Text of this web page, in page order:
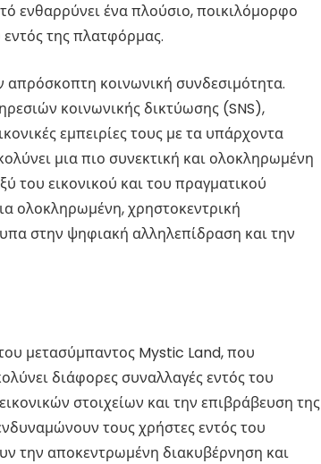
ενθαρρύνει ένα πλούσιο, ποικιλόμορφο
της πλατφόρμας.
απρόσκοπτη κοινωνική συνδεσιμότητα.
κοινωνικής δικτύωσης (SNS),
εμπειρίες τους με τα υπάρχοντα
μια πιο συνεκτική και ολοκληρωμένη
του εικονικού και του πραγματικού
ολοκληρωμένη, χρηστοκεντρική
στην ψηφιακή αλληλεπίδραση και την
μετασύμπαντος Mystic Land, που
διάφορες συναλλαγές εντός του
στοιχείων και την επιβράβευση της
τους χρήστες εντός του
την αποκεντρωμένη διακυβέρνηση και